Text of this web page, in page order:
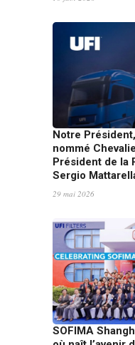
Notre
nommé
Président de la
Sergio Mattarella
29 mai 2026
SOFIMA
où naît l’avenir
Chine
20 mai 2026